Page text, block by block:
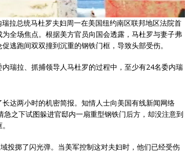
拉总统马杜罗夫妇周一在美国纽约南区联邦地区法院首
全场焦点。根据美方官员向国会透露，马杜罗与妻子弗
逃跑间双双撞到沉重的钢铁门框，导致头部受伤。
瑞拉、抓捕领导人马杜罗的过程中，至少有24名委内瑞
达两小时的机密简报。知情人士向美国有线新闻网络
急之下试图躲进官邸内一扇重型钢铁门后方，却没注意到
投掷了闪光弹。当美军控制这对夫妇时，他们已经受伤